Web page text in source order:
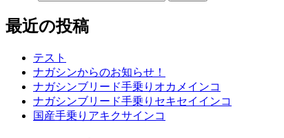
最近の投稿
テスト
ナガシンからのお知らせ！
ナガシンブリード手乗りオカメインコ
ナガシンブリード手乗りセキセイインコ
国産手乗りアキクサインコ